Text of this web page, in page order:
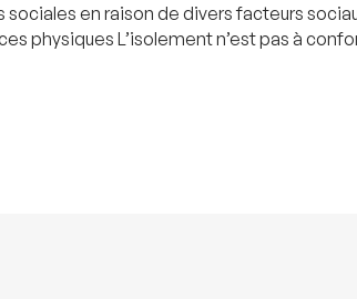
en raison de divers facteurs
physiques L’isolement n’est pas à